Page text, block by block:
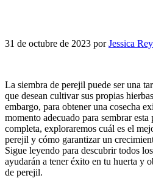
31 de octubre de 2023 porJessica
La siembra de perejil puede ser una
que desean cultivar sus propias
embargo, para obtener una cosecha
momento adecuado para sembrar
completa, exploraremos cuál es el
perejil y cómo garantizar un
Sigue leyendo para descubrir todos
ayudarán a tener éxito en tu huerta y
de perejil.